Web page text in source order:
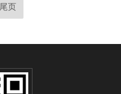
尾页